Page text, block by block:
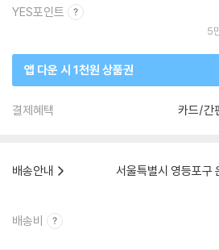
YES포인트
5
앱 다운 시 1천원 상품권
결제혜택 카드/간
배송안내
서울특별시 영등포구
배송비